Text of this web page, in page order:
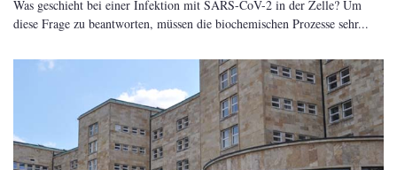
Was geschieht bei einer Infektion mit SARS-CoV-2 in der Zelle? Um
diese Frage zu beantworten, müssen die biochemischen Prozesse sehr